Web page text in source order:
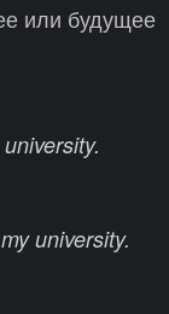
или будущее
university.